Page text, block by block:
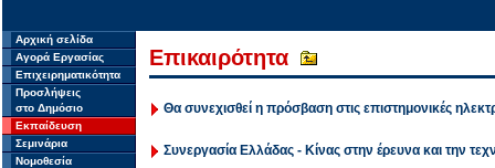
Αρχική σελίδα
Αγορά Εργασίας
Επιχειρηματικότητα
Προσλήψεις
στο Δημόσιο
Εκπαίδευση
Σεμινάρια
Νομοθεσία
Επικαιρότητα
Θα συνεχισθεί η πρόσβαση στις επιστημονικές
Συνεργασία Ελλάδας - Κίνας στην έρευνα και την